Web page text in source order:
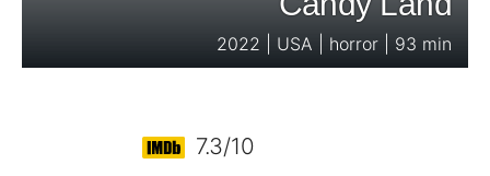
2022 | USA | horror | 93 min
7.3/10